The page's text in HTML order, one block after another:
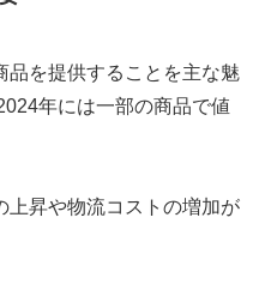
品を提供することを主な魅
年には一部の商品で値
上昇や物流コストの増加が